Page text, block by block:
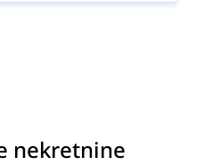
nekretnine